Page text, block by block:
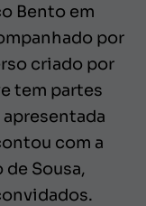
Bento em
por
criado por
tem partes
com a
Sousa,